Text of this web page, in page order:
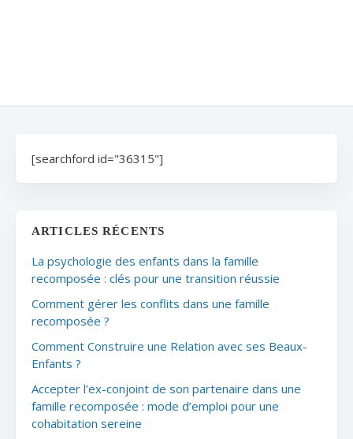
[searchford id="36315"]
ARTICLES RÉCENTS
La psychologie des enfants dans la famille
recomposée : clés pour une transition réussie
Comment gérer les conflits dans une famille
recomposée ?
Comment Construire une Relation avec ses Beaux-
Enfants ?
Accepter l’ex-conjoint de son partenaire dans une
famille recomposée : mode d’emploi pour une
cohabitation sereine